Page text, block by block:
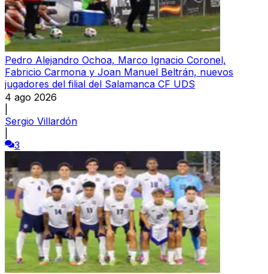
Pedro Alejandro Ochoa, Marco Ignacio Coronel,
Fabricio Carmona y Joan Manuel Beltrán, nuevos
jugadores del filial del Salamanca CF UDS
4 ago 2026
Sergio Villardón
3